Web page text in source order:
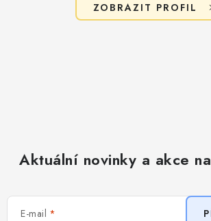
ZOBRAZIT PROFIL
Aktuální novinky a akce
E-mail